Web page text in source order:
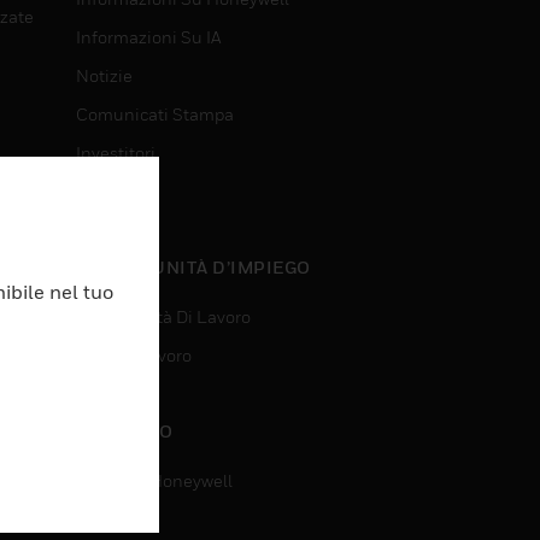
Informazioni Su IA
Notizie
Comunicati Stampa
Investitori
OPPORTUNITÀ D’IMPIEGO
Opportunità Di Lavoro
Ricerca Lavoro
CONTATTO
Contatta Honeywell
nel tuo